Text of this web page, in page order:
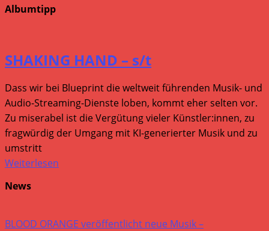
Albumtipp
SHAKING HAND – s/t
Dass wir bei Blueprint die weltweit führenden Musik- und
Audio-Streaming-Dienste loben, kommt eher selten vor.
Zu miserabel ist die Vergütung vieler Künstler:innen, zu
fragwürdig der Umgang mit KI-generierter Musik und zu
umstritt
Weiterlesen
News
BLOOD ORANGE veröffentlicht neue Musik –